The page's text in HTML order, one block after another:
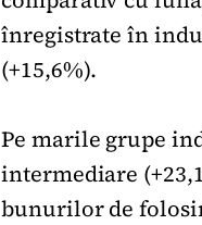
înregistrate în
(+15,6%).
Pe marile grupe
intermediare
bunurilor de